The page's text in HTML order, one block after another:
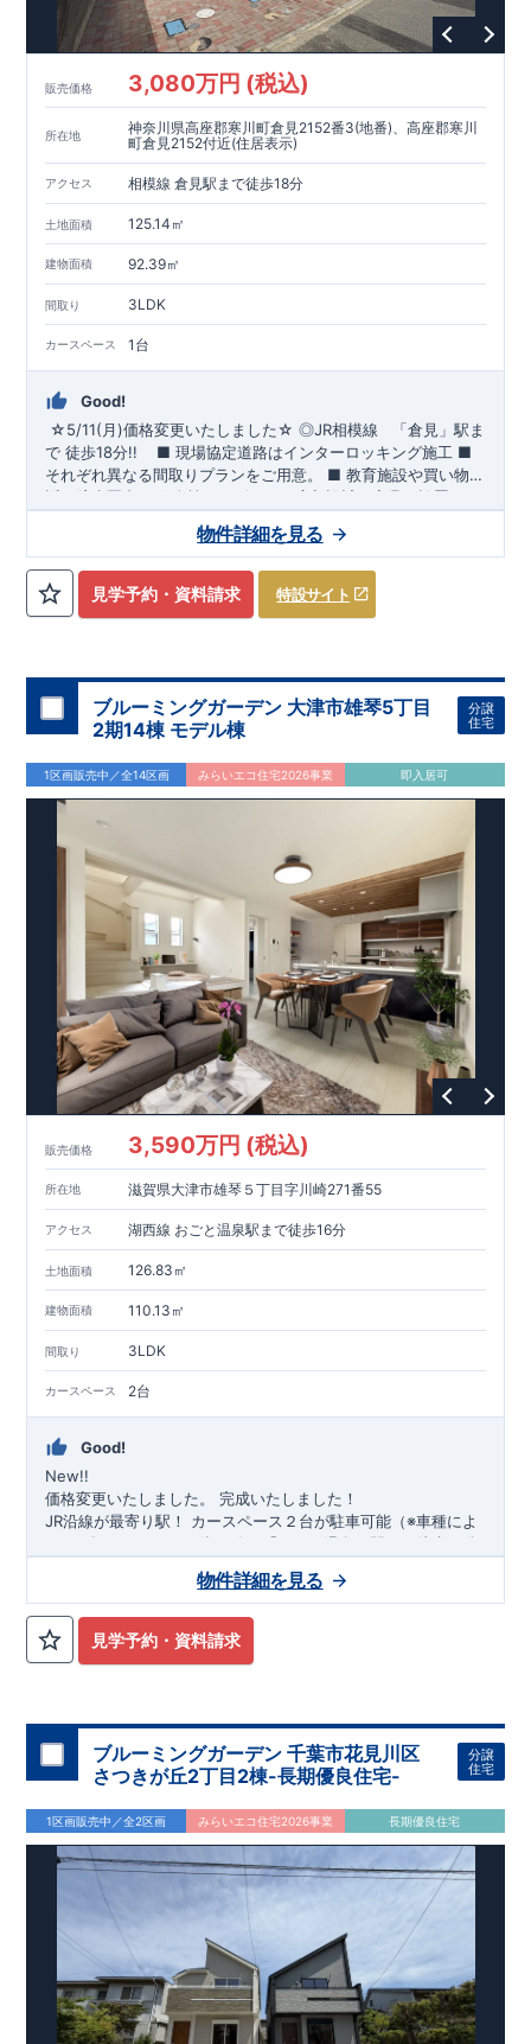
販売価格 3,080万円 (税込)
所在地
神奈川県高座郡寒川町倉見2152番3(地番)、高座郡寒川
町倉見2152付近(住居表示)
アクセス 相模線 倉見駅まで徒歩18分
土地面積 125.14㎡
建物面積 92.39㎡
間取り 3LDK
カースペース 1台
Good!
☆5/11(月)価格変更いたしました☆ ​◎JR相模線 「倉見」駅ま
で 徒歩18分!!
■ 現場協定道路はインターロッキング施工 ■
それぞれ異なる間取りプランをご用意。
■教育施設や買い物施
設が徒歩圏内♪
全棟、リビングは広々設計で家具を設置して
も十分ゆとりの空間です♪​ ■ リビング全体を見渡せる「対面式
■ キッチンにはポップアップ天井採用でお
しゃれな空間でお料理が可能！
◆ ブルーミングガーデンのこだわり ◆← 各タイトルをクリ
■『長期優良住宅』取得予定! ・国の定めた基準を全てク
・住宅ローン減税、固定資産税などの税制優遇を受けられ
ます。 ・中古市場でも、長期優良住宅が有利に働きます。
宅性能評価ダブル取得予定! ・『設計』住宅性能評価‥‥建物設
計段階で、国が認めた第三機関が評価しております。 ・『建
だけでなく、「現場の施工状況」を検査した上で、品質を保証
しております。■全棟自社一貫体制! ・誰が何をやったかが明
確だからこそ、お客様の安心に繋がります。 ・設計、施工、営
業が協力しあい、最良のプランをご提供いたします。 ・不要な
中間マージンを抑える事で、コストダウンに努めております。​
見学予約・資料請求 特設サイト
物件詳細を見る
ブルーミングガーデン 大津市雄琴5丁目
2期14棟 モデル棟
分譲
住宅
1区画販売中／全14区画 みらいエコ住宅2026事業 即入居可
販売価格 3,590万円 (税込)
所在地 滋賀県大津市雄琴５丁目字川崎271番55
アクセス 湖西線 おごと温泉駅まで徒歩16分
土地面積 126.83㎡
建物面積 110.13㎡
間取り 3LDK
カースペース 2台
Good!
New!!
価格変更いたしました。
完成いたしました！
​JR沿線が最寄り駅！
​カースペース２台が駐車可能（※車種によ
​〇アクセス ・JR湖西線、「おごと温泉」駅まで徒歩16
分 ​
日吉中学校まで徒歩50分 ​・せんだん保育園まで徒歩15分 ​・雄
プは、カウンター付きで​ワークスペースや勉強机としてご利用
出来ます！ ​・ペニンシュラキッチンはデザイン性も使いやすさ
す！ ​お気軽にご連絡ください！ ​（株）東栄住宅 京都営業所
​TEL:075-394-5350 ​定休日：火・水・年末年始など
見学予約・資料請求
物件詳細を見る
ブルーミングガーデン 千葉市花見川区
さつきが丘2丁目2棟-長期優良住宅-
分譲
住宅
1区画販売中／全2区画 みらいエコ住宅2026事業 長期優良住宅